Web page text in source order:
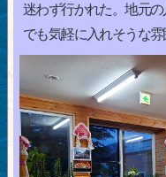
迷わず行かれた。地元
でも気軽に入れそうな雰